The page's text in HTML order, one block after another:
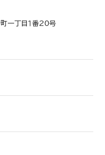
一丁目１番20号